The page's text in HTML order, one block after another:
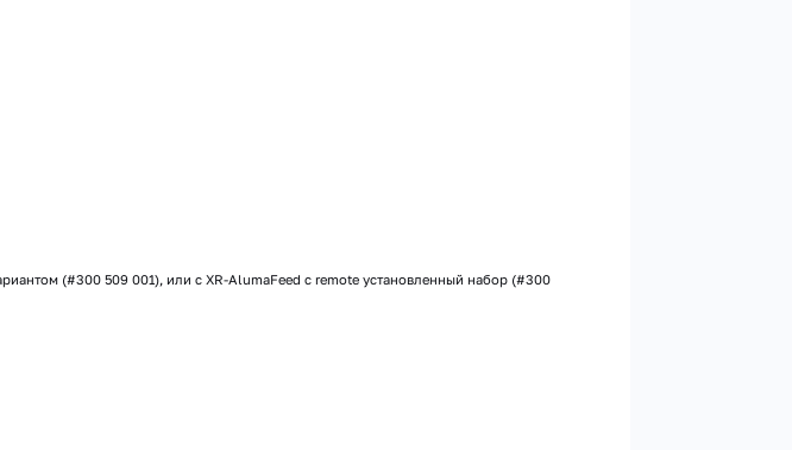
(#300 509 001), или с XR-AlumaFeed с remote установленный набор (#300